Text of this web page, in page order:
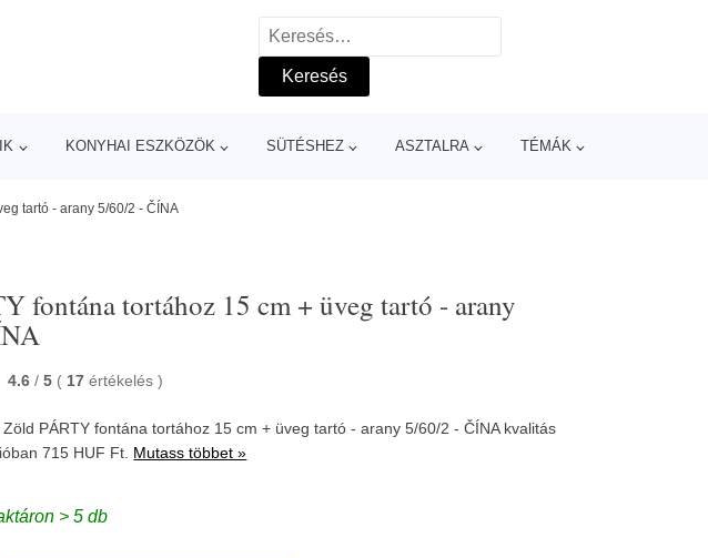
Keresés:
KONYHAI ESZKÖZÖK SÜTÉSHEZ ASZTALRA TÉMÁK
tartó - arany 5/60/2 - ČÍNA
fontána tortához 15 cm + üveg tartó - arany
4.6 / 5 ( 17 értékelés)
PÁRTY fontána tortához 15 cm + üveg tartó - arany 5/60/2 - ČÍNA kvalitás
715 HUF Ft. Mutass többet »
> 5 db